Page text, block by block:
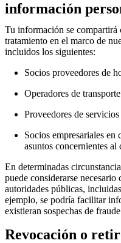
información
Tu información se compartirá
tratamiento en el marco de
incluidos los siguientes:
Socios proveedores de
Operadores de transporte
Proveedores de
Socios empresariales
asuntos concernientes
En determinadas
puede considerarse
autoridades públicas,
ejemplo, se podría facilitar
existieran sospechas de
Revocación o